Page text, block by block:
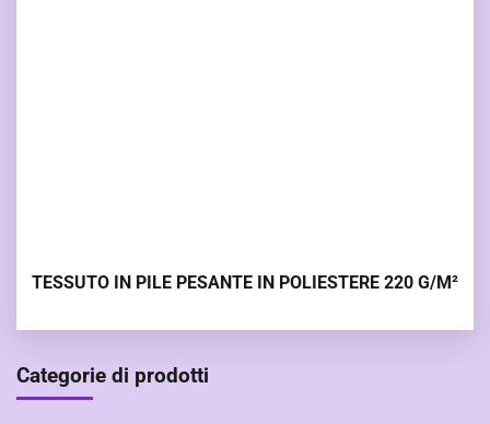
TESSUTO IN PILE PESANTE IN POLIESTERE 220 G/M²
Categorie di prodotti